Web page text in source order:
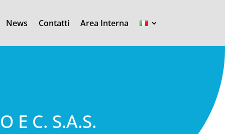
News Contatti Area Interna
E C. S.A.S.